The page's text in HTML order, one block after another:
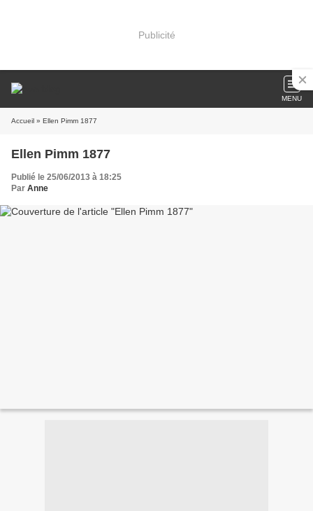
Publicité
MENU
Accueil » Ellen Pimm 1877
Ellen Pimm 1877
Publié le 25/06/2013 à 18:25
Par Anne